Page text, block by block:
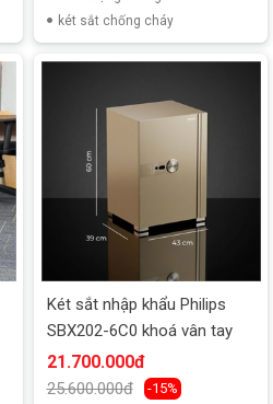
két sắt chống cháy
Két sắt nhập khẩu Philips
SBX202-6C0 khoá vân tay
21.700.000đ
25.600.000đ -15%